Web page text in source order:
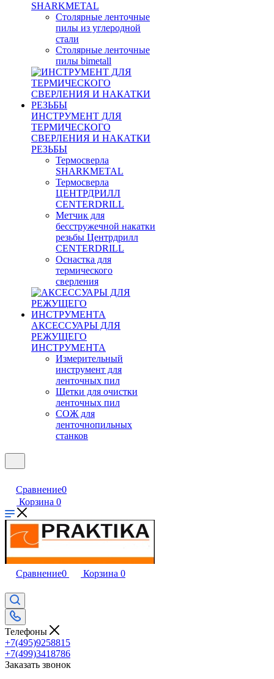
SHARKMETAL
Столярные ленточные
пилы из углеродной
стали
Столярные ленточные
пилы bimetall
ИНСТРУМЕНТ ДЛЯ
ТЕРМИЧЕСКОГО
СВЕРЛЕНИЯ И НАКАТКИ
РЕЗЬБЫ
Термосверла
SHARKMETAL
Термосверла
ЦЕНТРДРИЛЛ
CENTERDRILL
Метчик для
бесстружечной накатки
резьбы Центрдрилл
CENTERDRILL
Оснастка для
термического
сверления
АКСЕССУАРЫ ДЛЯ
РЕЖУЩЕГО
ИНСТРУМЕНТА
Измерительный
инструмент для
ленточных пил
Щетки для очистки
ленточных пил
СОЖ для
ленточнопильных
станков
Сравнение0
Корзина 0
Сравнение0 Корзина 0
Телефоны
+7(495)9258815
+7(499)3418786
Заказать звонок